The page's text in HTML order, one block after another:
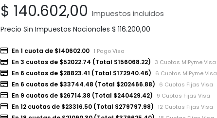
$ 140.602,00 Impuestos incluidos
Precio Sin Impuestos Nacionales $ 116.200,00
En 1 cuota de $140602.00 1 Pago Visa
En 3 cuotas de $52022.74 (Total $156068.22) 3 Cuotas MiPyme Visa
En 6 cuotas de $28823.41 (Total $172940.46) 6 Cuotas MiPyme Visa
En 6 cuotas de $33744.48 (Total $202466.88) 6 Cuotas Fijas Visa
En 9 cuotas de $26714.38 (Total $240429.42) 9 Cuotas Fijas Visa
En 12 cuotas de $23316.50 (Total $279797.98) 12 Cuotas Fijas Visa